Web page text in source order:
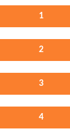
1
2
3
4
Termine
Halle //